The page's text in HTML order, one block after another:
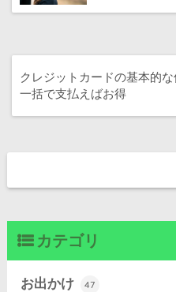
クレジットカードの基本的
一括で支払えばお得
カテゴリ
お出かけ 47